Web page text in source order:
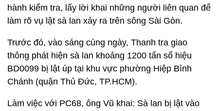
hành kiểm tra, lấy lời khai những người liên quan để
làm rõ vụ lật sà lan xảy ra trên sông Sài Gòn.
Trước đó, vào sáng cùng ngày, Thanh tra giao
thông phát hiện sà lan khoảng 1200 tấn số hiệu
BD0099 bị lật úp tại khu vực phường Hiệp Bình
Chánh (quận Thủ Đức, TP.HCM).
Làm việc với PC68, ông Vũ khai: Sà lan bị lật vào